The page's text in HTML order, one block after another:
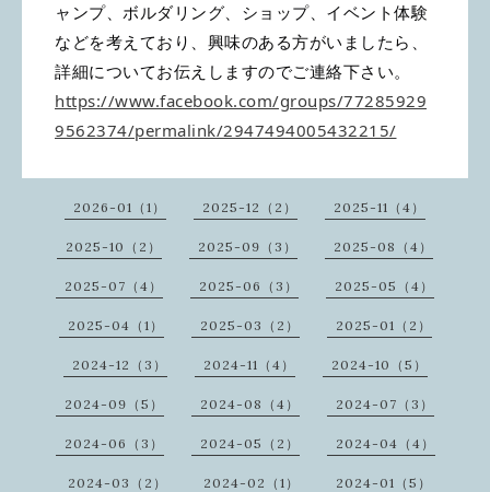
ャンプ、ボルダリング、ショップ、イベント体験
などを考えており、興味のある方がいましたら、
詳細についてお伝えしますのでご連絡下さい。
https://www.facebook.com/groups/77285929
9562374/permalink/2947494005432215/
2026-01（1） 2025-12（2） 2025-11（4）
2025-10（2） 2025-09（3） 2025-08（4）
2025-07（4） 2025-06（3） 2025-05（4）
2025-04（1） 2025-03（2） 2025-01（2）
2024-12（3） 2024-11（4） 2024-10（5）
2024-09（5） 2024-08（4） 2024-07（3）
2024-06（3） 2024-05（2） 2024-04（4）
2024-03（2） 2024-02（1） 2024-01（5）